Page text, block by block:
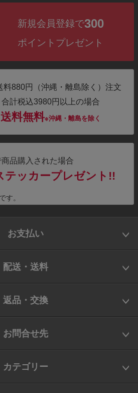
新規会員登録で300
ポイントプレゼント
料880円（沖縄・離島除く）注文
合計税込3980円以上の場合
送料無料※沖縄・離島を除く
品購入された場合
テッカープレゼント!!
す。
お支払い
配送・送料
返品・交換
お問合せ先
カテゴリー